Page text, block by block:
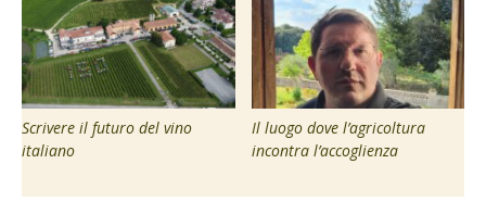
Scrivere il futuro del vino
italiano
Il luogo dove l’agricoltura
incontra l’accoglienza